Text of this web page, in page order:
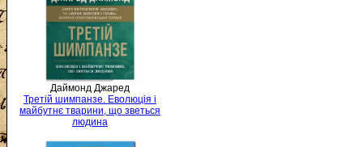
Даймонд Джаред
Третій шимпанзе. Еволюція і
майбутнє тварини, що зветься
людина